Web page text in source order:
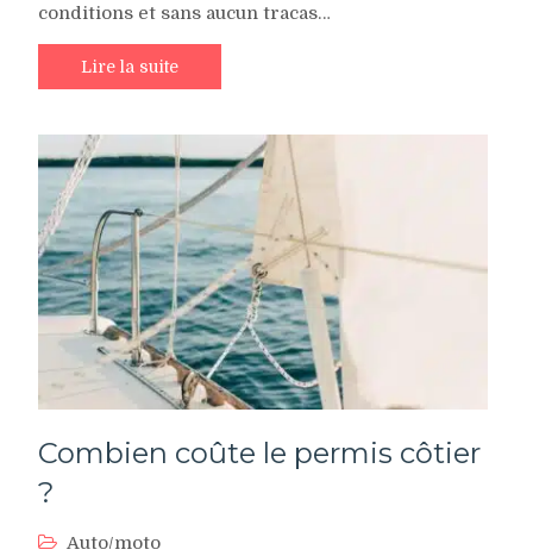
conditions et sans aucun tracas…
Lire la suite
Combien coûte le permis côtier
?
Auto/moto